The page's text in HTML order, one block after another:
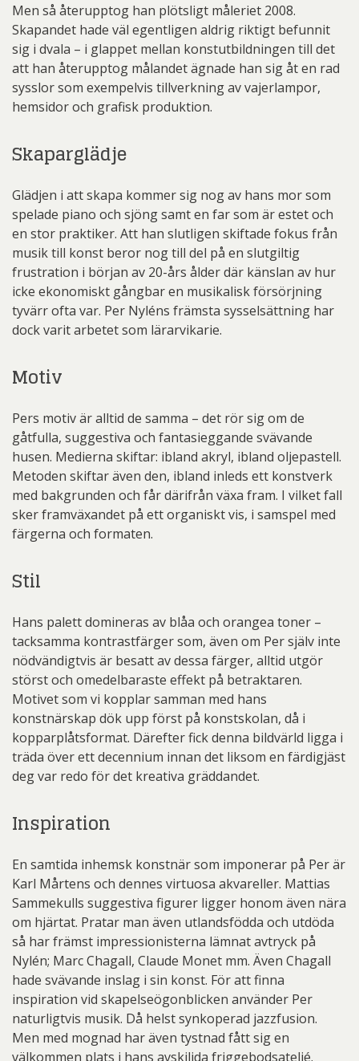
Men så återupptog han plötsligt måleriet 2008.
Skapandet hade väl egentligen aldrig riktigt befunnit
sig i dvala – i glappet mellan konstutbildningen till det
att han återupptog målandet ägnade han sig åt en rad
sysslor som exempelvis tillverkning av vajerlampor,
hemsidor och grafisk produktion.
Skaparglädje
Glädjen i att skapa kommer sig nog av hans mor som
spelade piano och sjöng samt en far som är estet och
en stor praktiker. Att han slutligen skiftade fokus från
musik till konst beror nog till del på en slutgiltig
frustration i början av 20-års ålder där känslan av hur
icke ekonomiskt gångbar en musikalisk försörjning
tyvärr ofta var. Per Nyléns främsta sysselsättning har
dock varit arbetet som lärarvikarie.
Motiv
Pers motiv är alltid de samma – det rör sig om de
gåtfulla, suggestiva och fantasieggande svävande
husen. Medierna skiftar: ibland akryl, ibland oljepastell.
Metoden skiftar även den, ibland inleds ett konstverk
med bakgrunden och får därifrån växa fram. I vilket fall
sker framväxandet på ett organiskt vis, i samspel med
färgerna och formaten.
Stil
Hans palett domineras av blåa och orangea toner –
tacksamma kontrastfärger som, även om Per själv inte
nödvändigtvis är besatt av dessa färger, alltid utgör
störst och omedelbaraste effekt på betraktaren.
Motivet som vi kopplar samman med hans
konstnärskap dök upp först på konstskolan, då i
kopparplåtsformat. Därefter fick denna bildvärld ligga i
träda över ett decennium innan det liksom en färdigjäst
deg var redo för det kreativa gräddandet.
Inspiration
En samtida inhemsk konstnär som imponerar på Per är
Karl Mårtens och dennes virtuosa akvareller. Mattias
Sammekulls suggestiva figurer ligger honom även nära
om hjärtat. Pratar man även utlandsfödda och utdöda
så har främst impressionisterna lämnat avtryck på
Nylén; Marc Chagall, Claude Monet mm. Även Chagall
hade svävande inslag i sin konst. För att finna
inspiration vid skapelseögonblicken använder Per
naturligtvis musik. Då helst synkoperad jazzfusion.
Men med mognad har även tystnad fått sig en
välkommen plats i hans avskiljda friggebodsateljé.